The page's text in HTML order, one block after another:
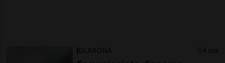
GLARONA 4 ore